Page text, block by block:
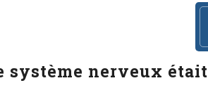
système nerveux était